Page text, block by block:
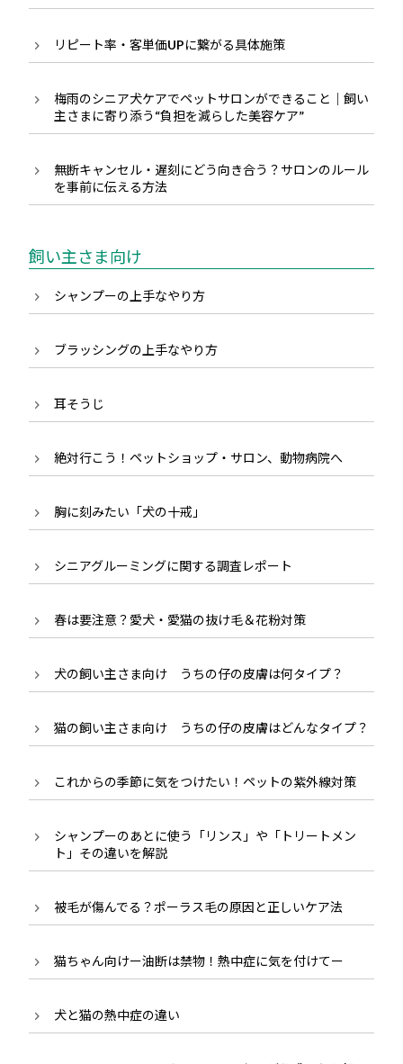
リピート率・客単価UPに繋がる具体施策
梅雨のシニア犬ケアでペットサロンができること｜飼い
主さまに寄り添う“負担を減らした美容ケア”
無断キャンセル・遅刻にどう向き合う？サロンのルール
を事前に伝える方法
飼い主さま向け
シャンプーの上手なやり方
ブラッシングの上手なやり方
耳そうじ
絶対行こう！ペットショップ・サロン、動物病院へ
胸に刻みたい「犬の十戒」
シニアグルーミングに関する調査レポート
春は要注意？愛犬・愛猫の抜け毛＆花粉対策
犬の飼い主さま向け うちの仔の皮膚は何タイプ？
猫の飼い主さま向け うちの仔の皮膚はどんなタイプ？
これからの季節に気をつけたい！ペットの紫外線対策
シャンプーのあとに使う「リンス」や「トリートメン
ト」その違いを解説
被毛が傷んでる？ポーラス毛の原因と正しいケア法
猫ちゃん向けー油断は禁物！熱中症に気を付けてー
犬と猫の熱中症の違い